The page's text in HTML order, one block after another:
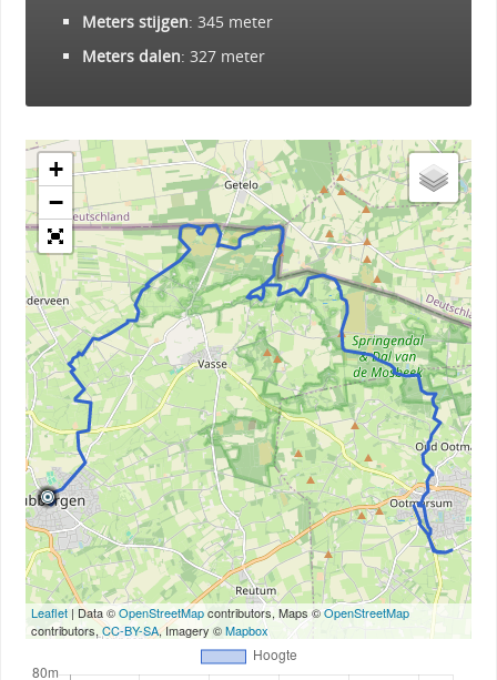
Meters stijgen: 345 meter
Meters dalen: 327 meter
+
−
Leaflet| Data ©OpenStreetMapcontributors, Maps ©OpenStreetMap
contributors,CC-BY-SA, Imagery ©Mapbox